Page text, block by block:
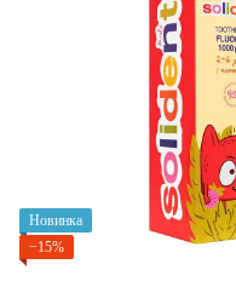
Новинка
−15%